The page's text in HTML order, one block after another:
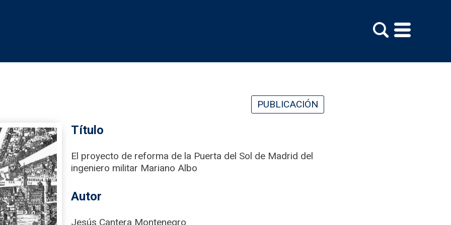
PUBLICACIÓN
Título
El proyecto de reforma de la Puerta del Sol de Madrid del
ingeniero militar Mariano Albo
Autor
Jesús Cantera Montenegro